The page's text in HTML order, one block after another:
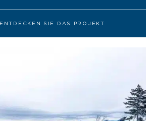
ENTDECKEN SIE DAS PROJEKT